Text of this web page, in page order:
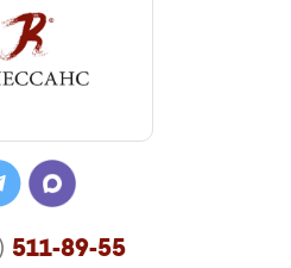
511-89-55